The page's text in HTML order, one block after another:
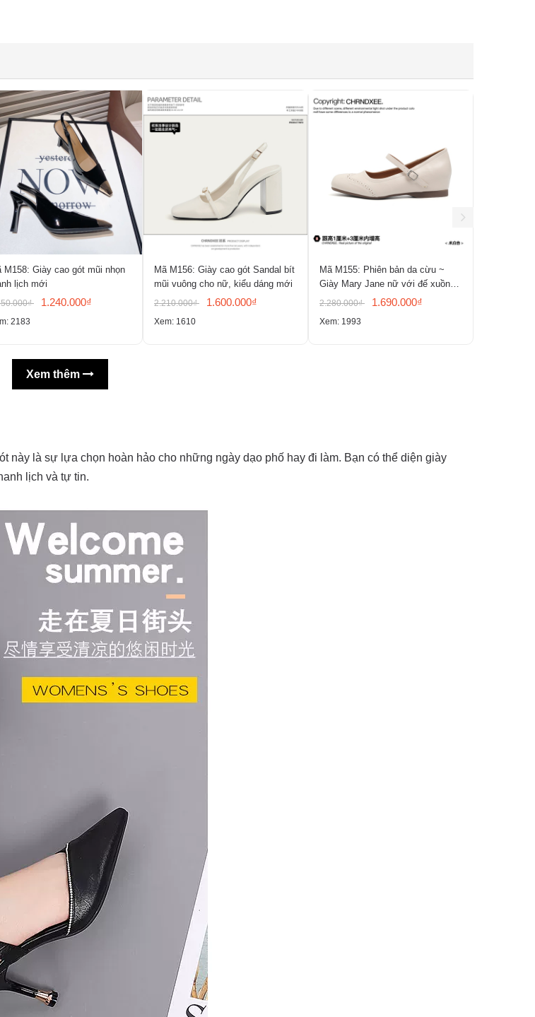
M158: Giày cao gót mũi nhọn
lịch mới
1.240.000₫
2183
Mã M156: Giày cao gót Sandal bít
mũi vuông cho nữ, kiểu dáng mới
2.210.000₫ 1.600.000₫
Xem: 1610
Mã M155: Phiên bản da cừu ~
Giày Mary Jane nữ với đế xuồng
ẩn, mũi tròn, gót phẳng
2.280.000₫ 1.690.000₫
Xem: 1993
Xem thêm
này là sự lựa chọn hoàn hảo cho những ngày dạo phố hay đi làm. Bạn có thể diện giày
lịch và tự tin.